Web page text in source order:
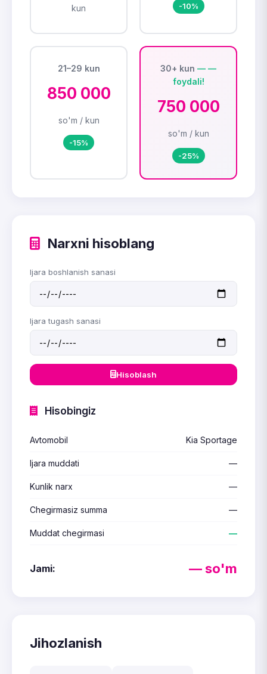
kun -10%
21–29 kun
850 000
so'm / kun
-15%
30+ kun
750 000
so'm / kun
-25%
Narxni hisoblang
Ijara boshlanish sanasi
Ijara tugash sanasi
Hisoblash
Hisobingiz
Avtomobil Kia Sportage
Ijara muddati —
Kunlik narx —
Chegirmasiz summa —
Muddat chegirmasi —
Jami: — so'm
Jihozlanish